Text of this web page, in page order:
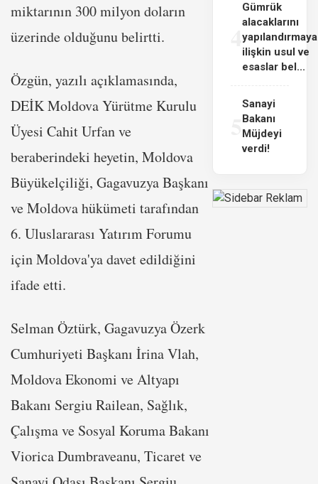
miktarının 300 milyon doların
üzerinde olduğunu belirtti.
Özgün, yazılı açıklamasında,
DEİK Moldova Yürütme Kurulu
Üyesi Cahit Urfan ve
beraberindeki heyetin, Moldova
Büyükelçiliği, Gagavuzya Başkanı
ve Moldova hükümeti tarafından
6. Uluslararası Yatırım Forumu
için Moldova'ya davet edildiğini
ifade etti.
Selman Öztürk, Gagavuzya Özerk
Cumhuriyeti Başkanı İrina Vlah,
Moldova Ekonomi ve Altyapı
Bakanı Sergiu Railean, Sağlık,
Çalışma ve Sosyal Koruma Bakanı
Viorica Dumbraveanu, Ticaret ve
4
Gümrük
alacaklarını
yapılandırmaya
ilişkin usul ve
esaslar bel...
Sanayi
Bakanı
Müjdeyi
verdi!